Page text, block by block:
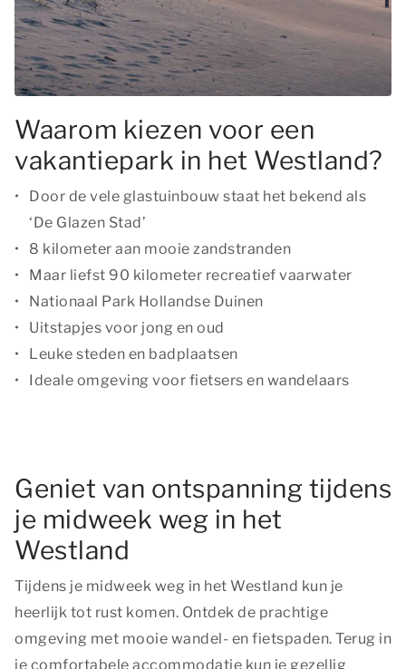
Waarom kiezen voor een
vakantiepark in het Westland?
Door de vele glastuinbouw staat het bekend als
‘De Glazen Stad’
8 kilometer aan mooie zandstranden
Maar liefst 90 kilometer recreatief vaarwater
Nationaal Park Hollandse Duinen
Uitstapjes voor jong en oud
Leuke steden en badplaatsen
Ideale omgeving voor fietsers en wandelaars
Geniet van ontspanning tijdens
je midweek weg in het
Westland
Tijdens je midweek weg in het Westland kun je
heerlijk tot rust komen. Ontdek de prachtige
omgeving met mooie wandel- en fietspaden. Terug in
je comfortabele accommodatie kun je gezellig